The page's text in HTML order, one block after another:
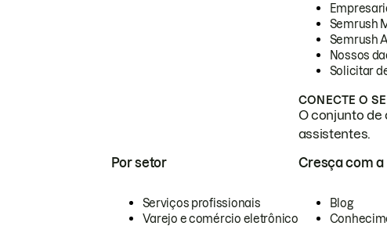
Semrush
Semrush
Nossos
Solicitar
CONECTE O
O conjunto de
assistentes.
Por setor
Serviços profissionais
Varejo e comércio eletrônico
Cresça com a
Blog